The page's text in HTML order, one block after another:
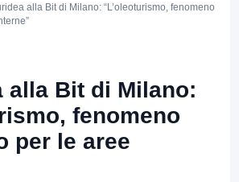
alla Bit di Milano: “L’oleoturismo, fenomeno
alla Bit di Milano:
fenomeno
per le aree